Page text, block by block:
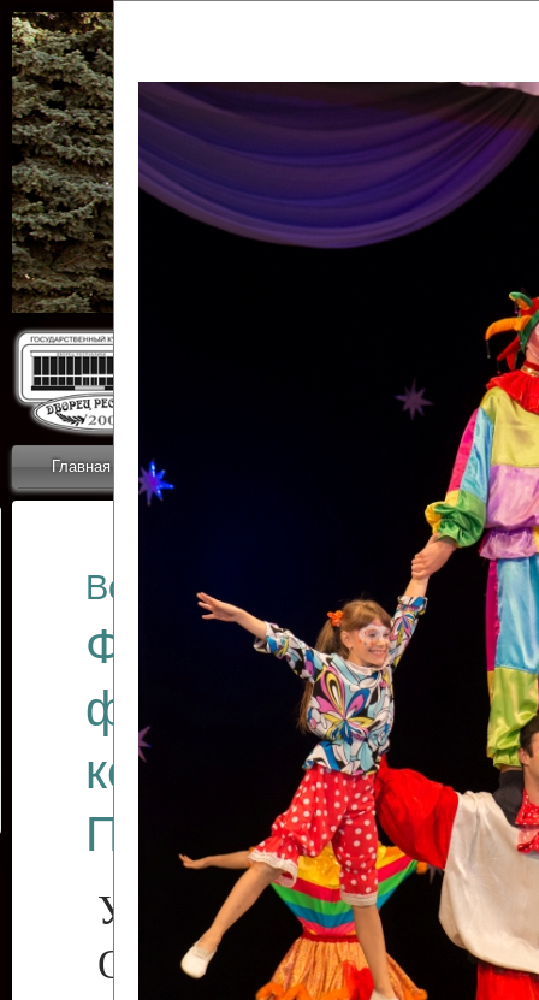
Главная Приветствие Новости
ОТЧЕТЫ ГКЦ
Все отчеты
Финал
фестиваля
коллективов
Приднестровского
Участники фестиваля:
Образцовый